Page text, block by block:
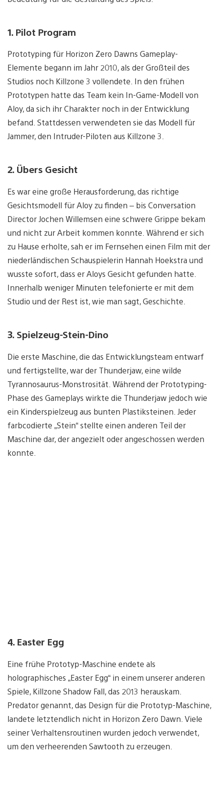
1. Pilot Program
Prototyping für Horizon Zero Dawns Gameplay-
Elemente begann im Jahr 2010, als der Großteil des
Studios noch Killzone 3 vollendete. In den frühen
Prototypen hatte das Team kein In-Game-Modell von
Aloy, da sich ihr Charakter noch in der Entwicklung
befand. Stattdessen verwendeten sie das Modell für
Jammer, den Intruder-Piloten aus Killzone 3.
2. Übers Gesicht
Es war eine große Herausforderung, das richtige
Gesichtsmodell für Aloy zu finden – bis Conversation
Director Jochen Willemsen eine schwere Grippe bekam
und nicht zur Arbeit kommen konnte. Während er sich
zu Hause erholte, sah er im Fernsehen einen Film mit der
niederländischen Schauspielerin Hannah Hoekstra und
wusste sofort, dass er Aloys Gesicht gefunden hatte.
Innerhalb weniger Minuten telefonierte er mit dem
Studio und der Rest ist, wie man sagt, Geschichte.
3. Spielzeug-Stein-Dino
Die erste Maschine, die das Entwicklungsteam entwarf
und fertigstellte, war der Thunderjaw, eine wilde
Tyrannosaurus-Monstrosität. Während der Prototyping-
Phase des Gameplays wirkte die Thunderjaw jedoch wie
ein Kinderspielzeug aus bunten Plastiksteinen. Jeder
farbcodierte „Stein“ stellte einen anderen Teil der
Maschine dar, der angezielt oder angeschossen werden
konnte.
4. Easter Egg
Eine frühe Prototyp-Maschine endete als
holographisches „Easter Egg“ in einem unserer anderen
Spiele, Killzone Shadow Fall, das 2013 herauskam.
Predator genannt, das Design für die Prototyp-Maschine,
landete letztendlich nicht in Horizon Zero Dawn. Viele
seiner Verhaltensroutinen wurden jedoch verwendet,
um den verheerenden Sawtooth zu erzeugen.